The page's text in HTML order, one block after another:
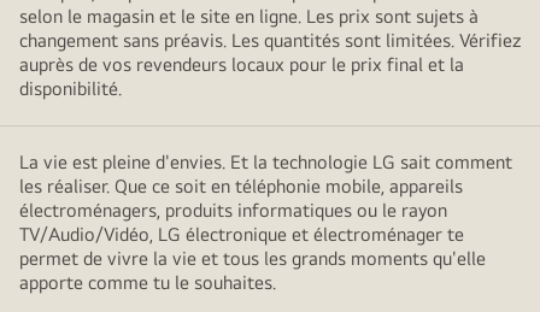
selon le magasin et le site en ligne. Les prix sont sujets à
changement sans préavis. Les quantités sont limitées. Vérifiez
auprès de vos revendeurs locaux pour le prix final et la
disponibilité.
La vie est pleine d'envies. Et la technologie LG sait comment
les réaliser. Que ce soit en téléphonie mobile, appareils
électroménagers, produits informatiques ou le rayon
TV/Audio/Vidéo, LG électronique et électroménager te
permet de vivre la vie et tous les grands moments qu'elle
apporte comme tu le souhaites.